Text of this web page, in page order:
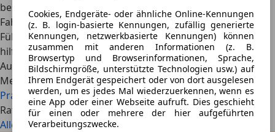
Cookies, Endgeräte- oder ähnliche Online-Kennungen
(z. B. login-basierte Kennungen, zufällig generierte
Kennungen, netzwerkbasierte Kennungen) können
zusammen mit anderen Informationen (z. B.
Browsertyp und Browserinformationen, Sprache,
Bildschirmgröße, unterstützte Technologien usw.) auf
Ihrem Endgerät gespeichert oder von dort ausgelesen
werden, um es jedes Mal wiederzuerkennen, wenn es
eine App oder einer Webseite aufruft. Dies geschieht
für einen oder mehrere der hier aufgeführten
Verarbeitungszwecke.
bestehen und dann kann es losgehen. Doch die
Fahrprüfung ist der schwierigste Teil auf dem Weg zum
Führerschein. Wir beantworten alle Fragen und geben
hilfreiche Tipps.
AutoScout24·14.08.2023·13 Min. Lesezeit
Mehr lesen
Praktische Fahrprüfung: Alle Infos & Tipps
Ratgeber: Die neuesten Artikel
Alle ansehen